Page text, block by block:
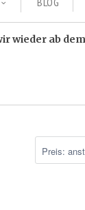
wieder ab